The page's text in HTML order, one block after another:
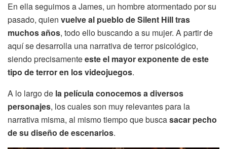
En ella seguimos a James, un hombre atormentado por su
pasado, quien vuelve al pueblo de Silent Hill tras
muchos años, todo ello buscando a su mujer. A partir de
aquí se desarrolla una narrativa de terror psicológico,
siendo precisamenteeste el mayor exponente de este
tipo de terror en los videojuegos.
A lo largo de la película conocemos a diversos
personajes, los cuales son muy relevantes para la
narrativa misma, al mismo tiempo que buscasacar pecho
de su diseño de escenarios.